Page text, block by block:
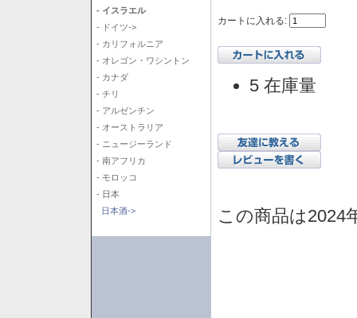
- イスラエル
- ドイツ->
- カリフォルニア
- オレゴン・ワシントン
- カナダ
- チリ
- アルゼンチン
- オーストラリア
- ニュージーランド
- 南アフリカ
- モロッコ
- 日本
日本酒->
カートに入れる:
5 在庫量
この商品は2024